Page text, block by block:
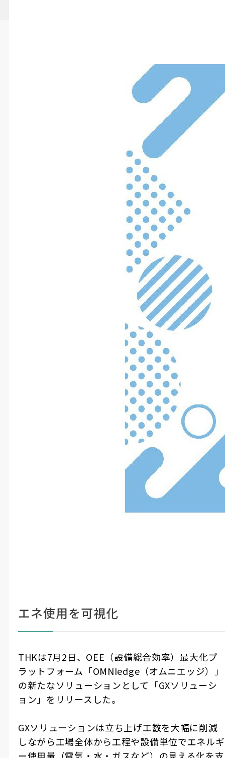
エネ使用を可視化
THKは7月2日、 OEE （設備総合効率）最大化プ
ラットフォーム「OMNIedge （オムニエッジ）」
の新たなソリューションとして「GXソリューシ
ョン」をリリースした。
GXソリューションは立ち上げ工数を大幅に削減
しながら工場全体から工程や設備単位でエネルギ